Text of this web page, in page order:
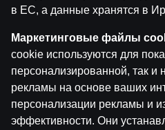
Лицензиат: SIA Viensviens,
Номер
Лицензиар:Izložu un
в ЕС, а данные хранятся в
Маркетинговые файлы
cookie используются для
персонализированной, так и
рекламы на основе ваших
персонализации рекламы и
эффективности. Они